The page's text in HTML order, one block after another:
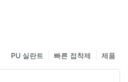
제품
빠른 접착제
PU 실란트